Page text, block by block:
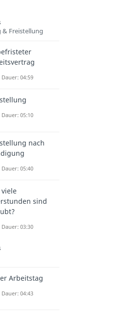
Freistellung
Dauer: 04:59
05:10
nach
Dauer: 05:40
viele
sind
03:30
Arbeitstag
Dauer: 04:43